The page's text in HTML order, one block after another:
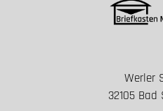
Werler
32105